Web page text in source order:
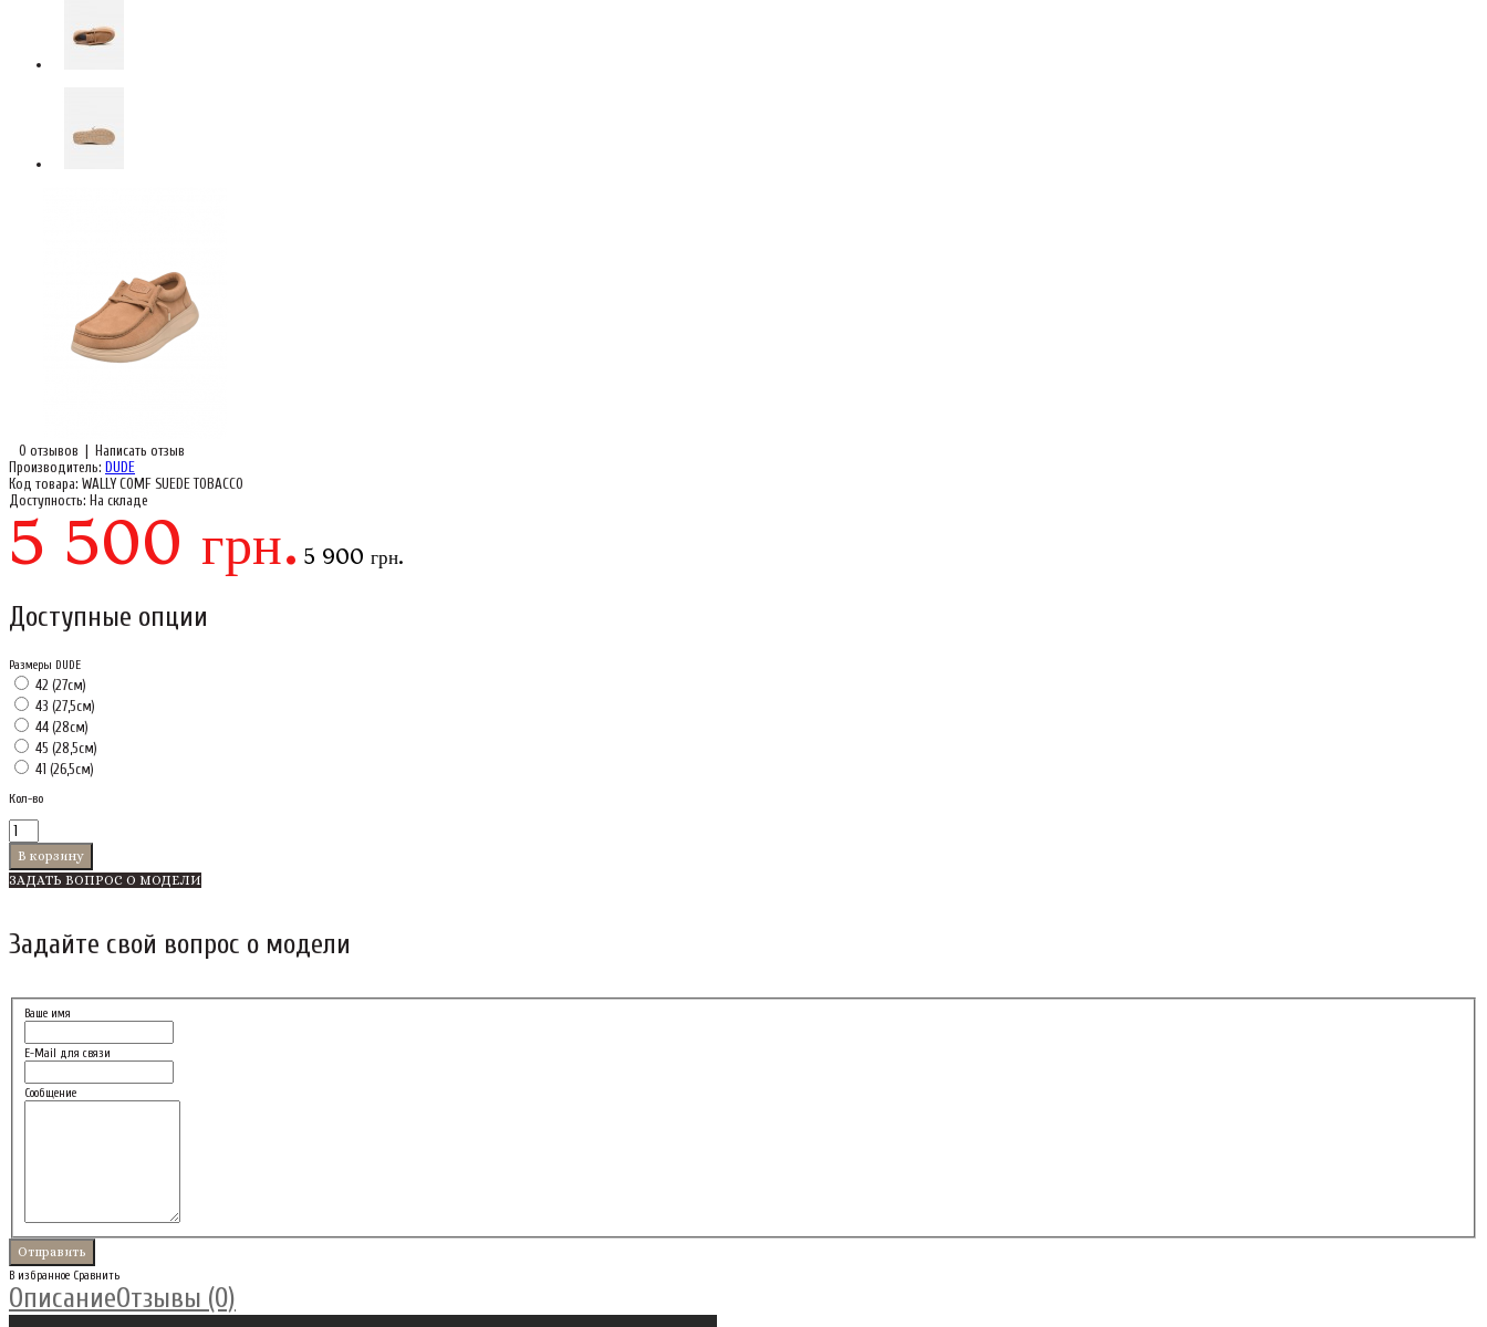
0 отзывов
Написать отзыв
Производитель: DUDE
Код товара: WALLY COMF SUEDE TOBACCO
Доступность: На складе
5 500 грн. 5 900 грн.
Доступные опции
Размеры DUDE
42 (27см)
43 (27,5см)
44 (28см)
45 (28,5см)
41 (26,5см)
Кол-во
ЗАДАТЬ ВОПРОС О МОДЕЛИ
Задайте свой вопрос о модели
Ваше имя
E-Mail для связи
Сообщение
В избранное Сравнить
ОписаниеОтзывы (0)